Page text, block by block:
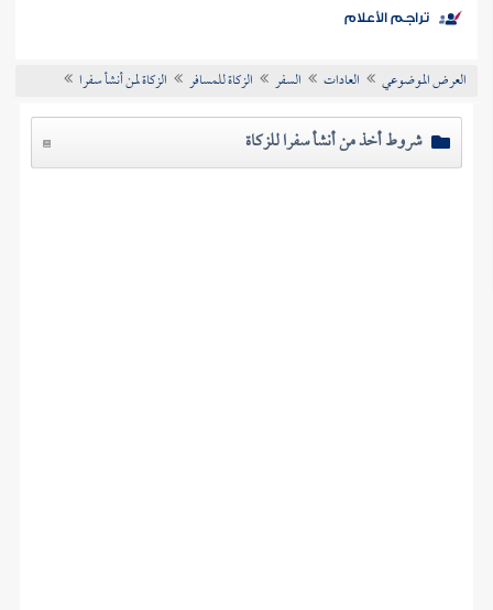
موضوعي
تراجم الأعلام
العرض الموضوعي العادات السفر الزكاة للمسافر الزكاة لمن أنشأ سفرا
شروط أخذ من أنشأ سفرا للزكاة